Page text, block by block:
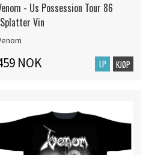
- Us Possession Tour 86
Vin
NOK LP KJØP